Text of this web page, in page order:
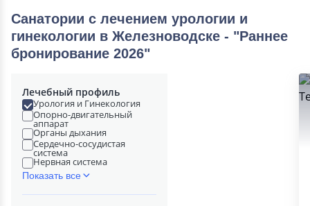
Санатории с лечением урологии и
гинекологии в Железноводске - "Раннее
бронирование 2026"
Лечебный профиль
Урология и Гинекология
Опорно-двигательный
аппарат
Органы дыхания
Сердечно-сосудистая
система
Нервная система
Показать все